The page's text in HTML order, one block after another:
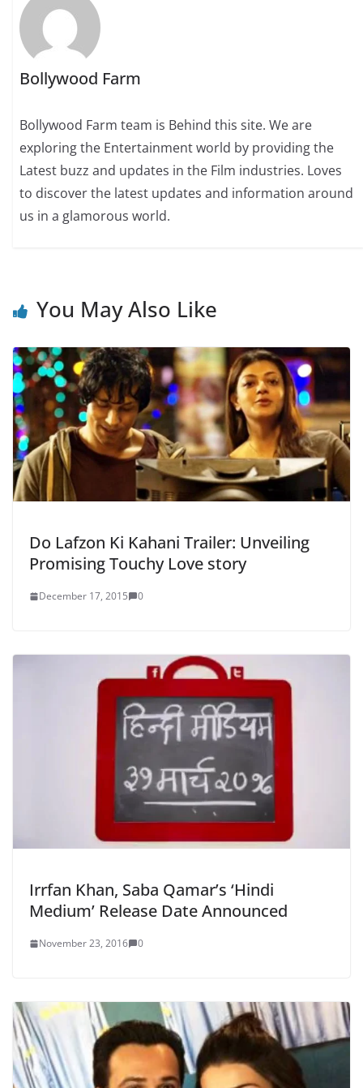
Bollywood Farm
Bollywood Farm team is Behind this site. We are
exploring the Entertainment world by providing the
Latest buzz and updates in the Film industries. Loves
to discover the latest updates and information around
us in a glamorous world.
You May Also Like
Do Lafzon Ki Kahani Trailer: Unveiling
Promising Touchy Love story
December 17, 2015 0
Irrfan Khan, Saba Qamar’s ‘Hindi
Medium’ Release Date Announced
November 23, 2016 0